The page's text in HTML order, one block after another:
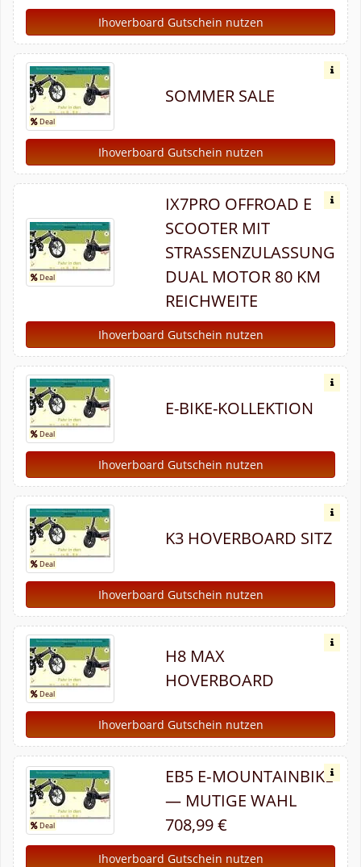
Ihoverboard Gutschein nutzen
SOMMER SALE
Ihoverboard Gutschein nutzen
IX7PRO OFFROAD E
SCOOTER MIT
STRASSENZULASSUNG D
UAL MOTOR 80 KM R
EICHWEITE
Ihoverboard Gutschein nutzen
E-BIKE-KOLLEKTION
Ihoverboard Gutschein nutzen
K3 HOVERBOARD SITZ
Ihoverboard Gutschein nutzen
H8 MAX
HOVERBOARD
Ihoverboard Gutschein nutzen
EB5 E‑MOUNTAINBIKE
— MUTIGE WAHL
708,99 €
Ihoverboard Gutschein nutzen